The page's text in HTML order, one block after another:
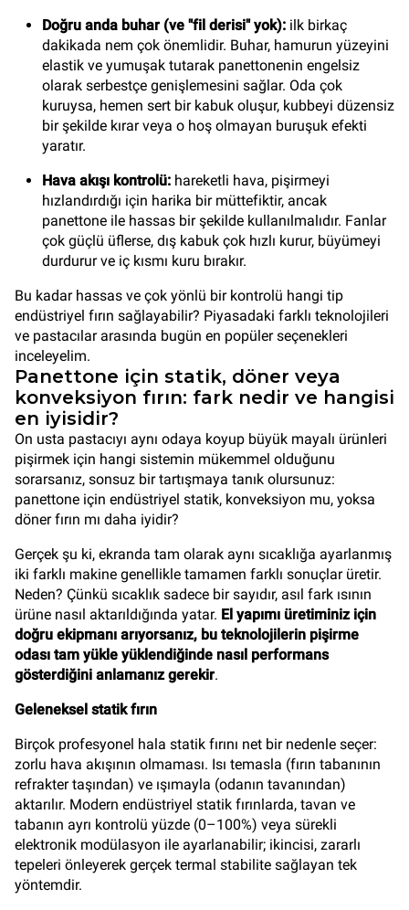
Doğru anda buhar (ve "fil derisi" yok): ilk birkaç
dakikada nem çok önemlidir. Buhar, hamurun yüzeyini
elastik ve yumuşak tutarak panettonenin engelsiz
olarak serbestçe genişlemesini sağlar. Oda çok
kuruysa, hemen sert bir kabuk oluşur, kubbeyi düzensiz
bir şekilde kırar veya o hoş olmayan buruşuk efekti
yaratır.
Hava akışı kontrolü: hareketli hava, pişirmeyi
hızlandırdığı için harika bir müttefiktir, ancak
panettone ile hassas bir şekilde kullanılmalıdır. Fanlar
çok güçlü üflerse, dış kabuk çok hızlı kurur, büyümeyi
durdurur ve iç kısmı kuru bırakır.
Bu kadar hassas ve çok yönlü bir kontrolü hangi tip
endüstriyel fırın sağlayabilir? Piyasadaki farklı teknolojileri
ve pastacılar arasında bugün en popüler seçenekleri
inceleyelim.
Panettone için statik, döner veya
konveksiyon fırın: fark nedir ve hangisi
en iyisidir?
On usta pastacıyı aynı odaya koyup büyük mayalı ürünleri
pişirmek için hangi sistemin mükemmel olduğunu
sorarsanız, sonsuz bir tartışmaya tanık olursunuz:
panettone için endüstriyel statik, konveksiyon mu, yoksa
döner fırın mı daha iyidir?
Gerçek şu ki, ekranda tam olarak aynı sıcaklığa ayarlanmış
iki farklı makine genellikle tamamen farklı sonuçlar üretir.
Neden? Çünkü sıcaklık sadece bir sayıdır, asıl fark ısının
ürüne nasıl aktarıldığında yatar. El yapımı üretiminiz için
doğru ekipmanı arıyorsanız, bu teknolojilerin pişirme
odası tam yükle yüklendiğinde nasıl performans
gösterdiğini anlamanız gerekir.
Geleneksel statik fırın
Birçok profesyonel hala statik fırını net bir nedenle seçer:
zorlu hava akışının olmaması. Isı temasla (fırın tabanının
refrakter taşından) ve ışımayla (odanın tavanından)
aktarılır. Modern endüstriyel statik fırınlarda, tavan ve
tabanın ayrı kontrolü yüzde (0–100%) veya sürekli
elektronik modülasyon ile ayarlanabilir; ikincisi, zararlı
tepeleri önleyerek gerçek termal stabilite sağlayan tek
yöntemdir.